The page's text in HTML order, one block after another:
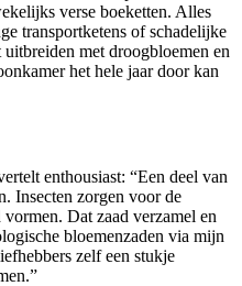
verse boeketten. Alles
transportketens of schadelijke
met droogbloemen en
het hele jaar door kan
enthousiast: “Een deel van
Insecten zorgen voor de
Dat zaad verzamel en
bloemenzaden via mijn
zelf een stukje